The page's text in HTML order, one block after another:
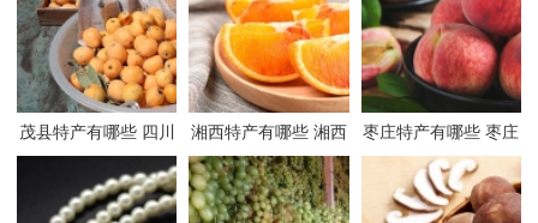
茂县特产有哪些 四川
茂县有哪些特产
湘西特产有哪些 湘西
有哪些特产
枣庄特产有哪些 枣庄
有哪些特产